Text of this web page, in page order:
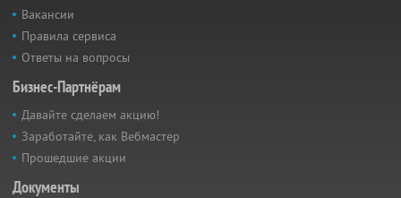
Вакансии
Правила сервиса
Ответы на вопросы
Бизнес-Партнёрам
Давайте сделаем акцию!
Заработайте, как Вебмастер
Прошедшие акции
Документы